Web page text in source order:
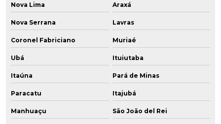
Nova Lima Araxá
Nova Serrana Lavras
Coronel Fabriciano Muriaé
Ubá Ituiutaba
Itaúna Pará de Minas
Paracatu Itajubá
Manhuaçu São João del Rei